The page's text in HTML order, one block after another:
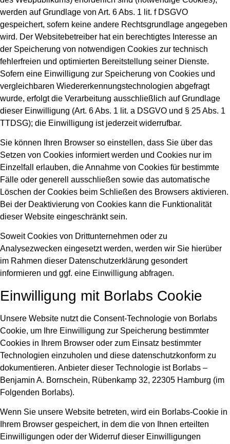
werden auf Grundlage von Art. 6 Abs. 1 lit. f DSGVO
gespeichert, sofern keine andere Rechtsgrundlage angegeben
wird. Der Websitebetreiber hat ein berechtigtes Interesse an
der Speicherung von notwendigen Cookies zur technisch
fehlerfreien und optimierten Bereitstellung seiner Dienste.
Sofern eine Einwilligung zur Speicherung von Cookies und
vergleichbaren Wiedererkennungstechnologien abgefragt
wurde, erfolgt die Verarbeitung ausschließlich auf Grundlage
dieser Einwilligung (Art. 6 Abs. 1 lit. a DSGVO und § 25 Abs. 1
TTDSG); die Einwilligung ist jederzeit widerrufbar.
Sie können Ihren Browser so einstellen, dass Sie über das
Setzen von Cookies informiert werden und Cookies nur im
Einzelfall erlauben, die Annahme von Cookies für bestimmte
Fälle oder generell ausschließen sowie das automatische
Löschen der Cookies beim Schließen des Browsers aktivieren.
Bei der Deaktivierung von Cookies kann die Funktionalität
dieser Website eingeschränkt sein.
Soweit Cookies von Drittunternehmen oder zu
Analysezwecken eingesetzt werden, werden wir Sie hierüber
im Rahmen dieser Datenschutzerklärung gesondert
informieren und ggf. eine Einwilligung abfragen.
Einwilligung mit Borlabs Cookie
Unsere Website nutzt die Consent-Technologie von Borlabs
Cookie, um Ihre Einwilligung zur Speicherung bestimmter
Cookies in Ihrem Browser oder zum Einsatz bestimmter
Technologien einzuholen und diese datenschutzkonform zu
dokumentieren. Anbieter dieser Technologie ist Borlabs –
Benjamin A. Bornschein, Rübenkamp 32, 22305 Hamburg (im
Folgenden Borlabs).
Wenn Sie unsere Website betreten, wird ein Borlabs-Cookie in
Ihrem Browser gespeichert, in dem die von Ihnen erteilten
Einwilligungen oder der Widerruf dieser Einwilligungen